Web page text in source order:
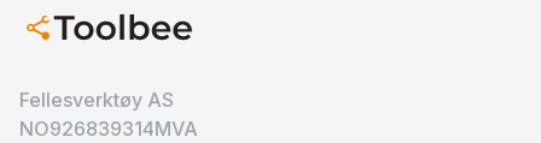
Fellesverktøy AS
NO926839314MVA